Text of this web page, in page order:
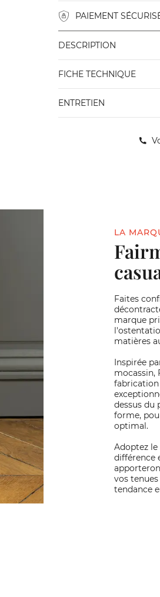
PAIEMENT
DESCRIPTION
FICHE TECHNIQUE
ENTRETIEN
LA
Faites
marque
matières
Inspirée
mocassin,
dessus du
forme,
optimal.
Adoptez
différence
vos
tendance